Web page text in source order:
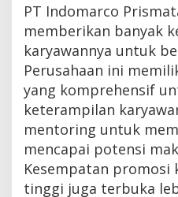
PT Indomarco
memberikan banyak
karyawannya untuk
Perusahaan ini
yang komprehensif
keterampilan
mentoring untuk
mencapai potensi
Kesempatan promosi
tinggi juga terbuka